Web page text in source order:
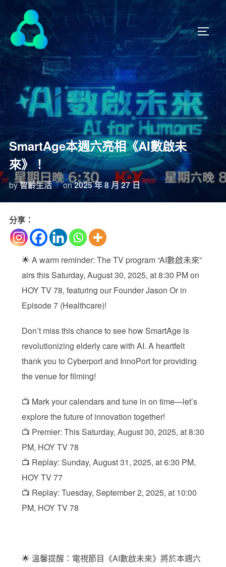
SmartAge本週六亮相《AI數啟未
來》！
by智齡生活 on2025 年 8 月 27 日
分享：
🌟 A warm reminder: The TV program “AI數啟未來”
airs this Saturday, August 30, 2025, at 8:30 PM on
HOY TV 78, featuring our Founder Jason Or in
Episode 7 (Healthcare)!
Don’t miss this chance to see how SmartAge is
revolutionizing elderly care with AI. A heartfelt
thank you to Cyberport and InnoPort for providing
the venue for filming!
📺 Mark your calendars and tune in on time—let’s
explore the future of innovation together!
📺 Premier: This Saturday, August 30, 2025, at 8:30
PM, HOY TV 78
📺 Replay: Sunday, August 31, 2025, at 6:30 PM,
HOY TV 77
📺 Replay: Tuesday, September 2, 2025, at 10:00
PM, HOY TV 78
🌟 溫馨提醒：電視節目《AI數啟未來》將於本週六